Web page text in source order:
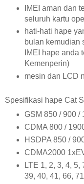
IMEI aman dan
seluruh kartu
hati-hati hape
bulan kemudian
IMEI hape anda
Kemenperin)
mesin dan LCD
Spesifikasi hape Cat
GSM 850 / 900 /
CDMA 800 /
HSDPA 850 /
CDMA2000
LTE 1, 2, 3, 4, 5,
39, 40, 41, 66, 71